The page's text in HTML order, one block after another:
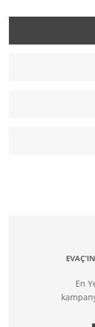
En